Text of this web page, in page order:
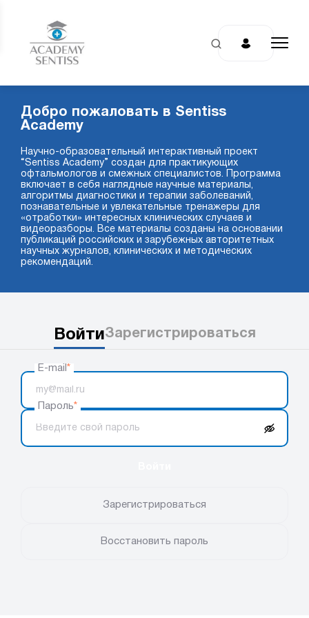
Добро пожаловать в Sentiss
Academy
Научно-образовательный интерактивный проект
“Sentiss Academy” создан для практикующих
офтальмологов и смежных специалистов. Программа
включает в себя наглядные научные материалы,
алгоритмы диагностики и терапии заболеваний,
познавательные и увлекательные тренажеры для
«отработки» интересных клинических случаев и
видеоразборы. Все материалы созданы на основании
публикаций российских и зарубежных авторитетных
научных журналов, клинических и методических
рекомендаций.
ВойтиЗарегистрироваться
E-mail *
Пароль*
Зарегистрироваться
Восстановить пароль